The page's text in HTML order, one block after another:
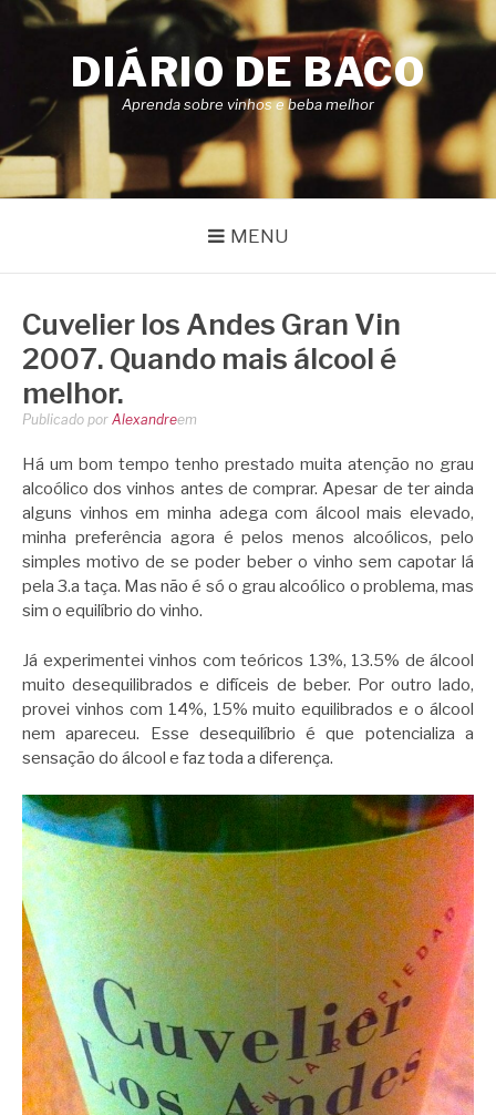
Pular
DIÁRIO DE BACO
Aprenda sobre vinhos e beba melhor
MENU
Cuvelier los Andes Gran Vin
2007. Quando mais álcool é
melhor.
Publicado por Alexandreem
Há um bom tempo tenho prestado muita atenção no grau
alcoólico dos vinhos antes de comprar. Apesar de ter ainda
alguns vinhos em minha adega com álcool mais elevado,
minha preferência agora é pelos menos alcoólicos, pelo
simples motivo de se poder beber o vinho sem capotar lá
pela 3.a taça. Mas não é só o grau alcoólico o problema, mas
sim o equilíbrio do vinho.
Já experimentei vinhos com teóricos 13%, 13.5% de álcool
muito desequilibrados e difíceis de beber. Por outro lado,
provei vinhos com 14%, 15% muito equilibrados e o álcool
nem apareceu. Esse desequilíbrio é que potencializa a
sensação do álcool e faz toda a diferença.